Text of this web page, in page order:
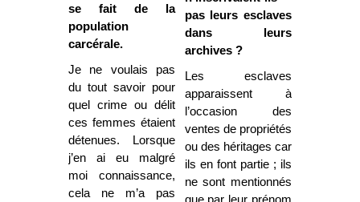
se fait de la
population
carcérale.
Je ne voulais pas
du tout savoir pour
quel crime ou délit
ces femmes étaient
détenues. Lorsque
j’en ai eu malgré
moi connaissance,
cela ne m’a pas
pas leurs esclaves
dans leurs
archives ?
Les esclaves
apparaissent à
l’occasion des
ventes de propriétés
ou des héritages car
ils en font partie ; ils
ne sont mentionnés